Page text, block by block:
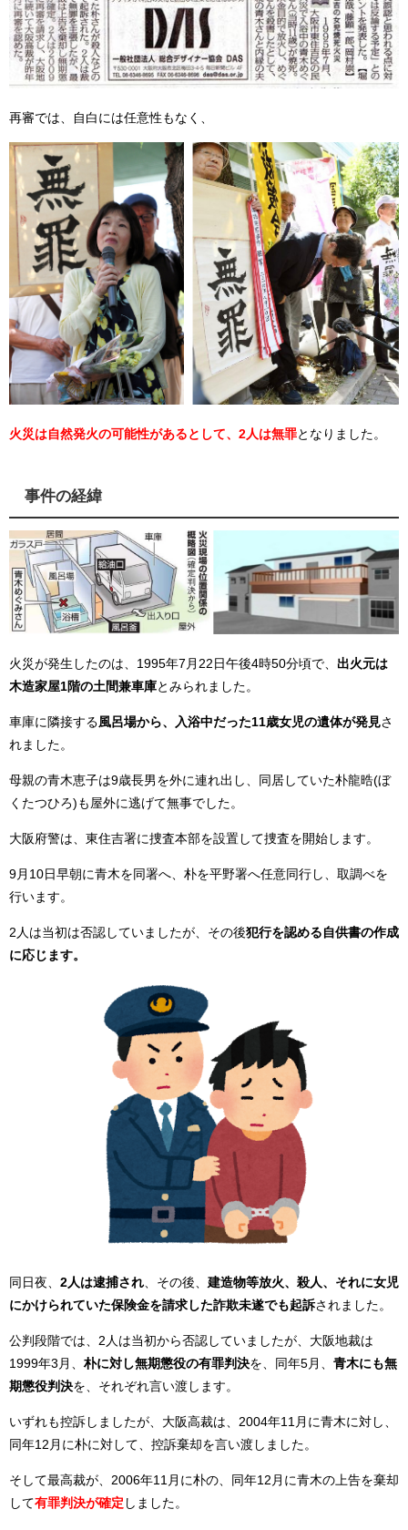
再審では、自白には任意性もなく、
火災は自然発火の可能性があるとして、2人は無罪となりました。
事件の経緯
火災が発生したのは、1995年7月22日午後4時50分頃で、 出火元は
木造家屋1階の土間兼車庫とみられました。
車庫に隣接する 風呂場から、入浴中だった11歳女児の遺体が発見 さ
れました。
母親の青木恵子は9歳長男を外に連れ出し、同居していた朴龍晧(ぼ
くたつひろ)も屋外に逃げて無事でした。
大阪府警は、東住吉署に捜査本部を設置して捜査を開始します。
9月10日早朝に青木を同署へ、朴を平野署へ任意同行し、取調べを
行います。
2人は当初は否認していましたが、その後犯行を認める自供書の作成
に応じます。
同日夜、 2人は逮捕され 、その後、 建造物等放火、殺人、それに女児
にかけられていた保険金を請求した詐欺未遂でも起訴されました。
公判段階では、2人は当初から否認していましたが、大阪地裁は
1999年3月、 朴に対し無期懲役の有罪判決を、同年5月、 青木にも無
期懲役判決を、それぞれ言い渡します。
いずれも控訴しましたが、大阪高裁は、2004年11月に青木に対し、
同年12月に朴に対して、控訴棄却を言い渡しました。
そして最高裁が、2006年11月に朴の、同年12月に青木の上告を棄却
して有罪判決が確定 しました。